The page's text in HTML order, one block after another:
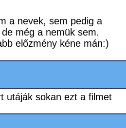
a nevek, sem pedig a
még a nemük sem.
előzmény kéne mán:)
utáják sokan ezt a filmet